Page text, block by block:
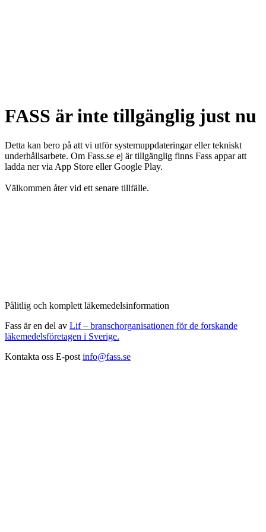
FASS är inte tillgänglig just nu
Detta kan bero på att vi utför systemuppdateringar eller tekniskt
underhållsarbete. Om Fass.se ej är tillgänglig finns Fass appar att
ladda ner via App Store eller Google Play.
Välkommen åter vid ett senare tillfälle.
Pålitlig och komplett läkemedelsinformation
Fass är en del av Lif – branschorganisationen för de forskande
läkemedelsföretagen i Sverige.
Kontakta oss E-post info@fass.se